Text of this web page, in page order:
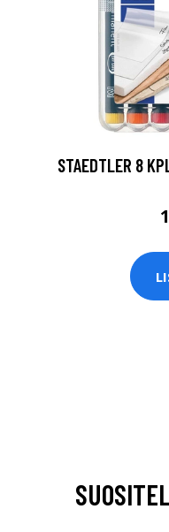
STAEDTLER 8